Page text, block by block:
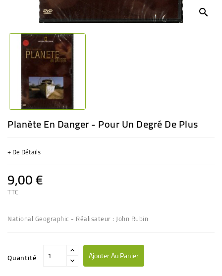
search
Planète En Danger - Pour Un Degré De Plus
+ De Détails
9,00 €
TTC
National Geographic - Réalisateur : John Rubin
Quantité Ajouter Au Panier